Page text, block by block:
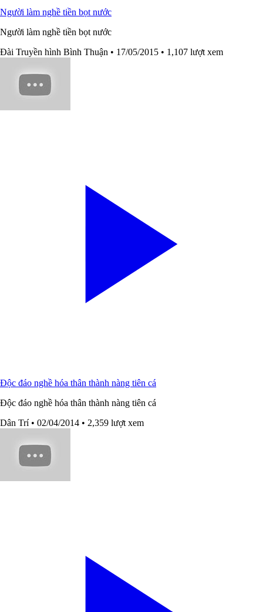
Người làm nghề tiền bọt nước
Người làm nghề tiền bọt nước
Đài Truyền hình Bình Thuận • 17/05/2015 • 1,107 lượt xem
Độc đáo nghề hóa thân thành nàng tiên cá
Độc đáo nghề hóa thân thành nàng tiên cá
Dân Trí • 02/04/2014 • 2,359 lượt xem